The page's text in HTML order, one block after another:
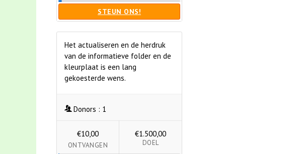
STEUN ONS!
Het actualiseren en de herdruk
van de informatieve folder en de
kleurplaat is een lang
gekoesterde wens.
Donors : 1
€10,00
ONTVANGEN
€1.500,00
DOEL